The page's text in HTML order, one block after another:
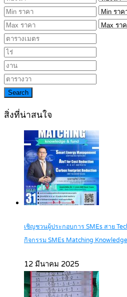
Search
สิ่งที่น่าสนใจ
เชิญชวนผู้ประกอบการ SMEs สาย
กิจกรรม SMEs Matching
12 มีนาคม 2025